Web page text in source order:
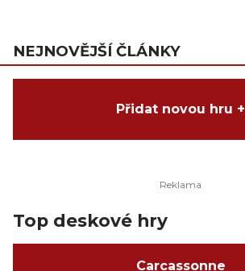
NEJNOVĚJŠÍ ČLÁNKY
Přidat novou hru +
Top deskové hry
Carcassonne